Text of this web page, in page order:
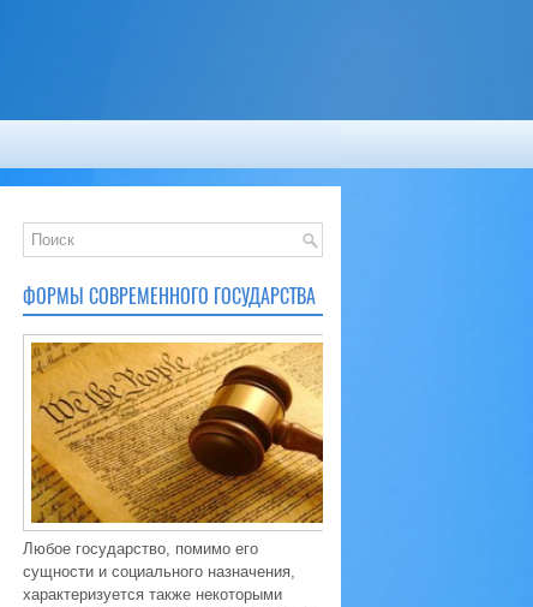
ФОРМЫ СОВРЕМЕННОГО ГОСУДАРСТВА
Любое государство, помимо его
сущности и социального назначения,
характеризуется также некоторыми